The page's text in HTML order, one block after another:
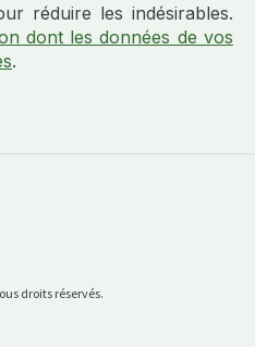
réduire les indésirables.
dont les données de vos
.
droits réservés.